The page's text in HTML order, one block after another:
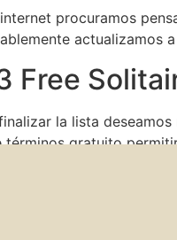
procuramos
actualizamos
Free
la lista
términos gratuito